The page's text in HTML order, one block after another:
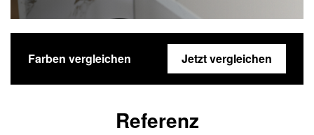
Farben vergleichen Jetzt vergleichen
Referenz